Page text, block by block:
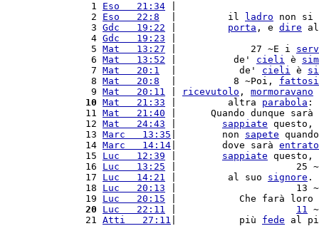
1 Eso   21:34
2 Eso   22:8
  |         il
ladro non si
3 Gdc   19:22 porta , e dire
4 Gdc   19:23
5 Mat   13:27 |             27 ~E i
6 Mat   13:52 |          de' cieli è
7 Mat   20:1
  |           de'
cieli è
8 Mat   20:8
  |          8 ~Poi,
fattosi
9 Mat   20:11 ricevutolo , mormoravano
10 Mat   21:33 |         altra parabola :
11 Mat   21:40 |      Quando dunque
12 Mat   24:43 sappiate
13 Marc   13:35 |        non sapete
14 Marc   14:14 |        dove sarà entrato
15 Luc   12:39 sappiate
16 Luc   13:25 |                     25
17 Luc   14:21 |         al suo signore .
18 Luc   20:13 |                     13
19 Luc   20:15 |           Che farà loro
20
Luc   22:11 11
21 Atti   27:11 |           più fede al